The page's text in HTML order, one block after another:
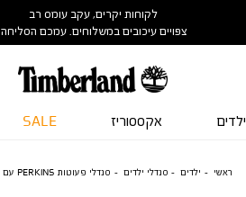
לקוחות יקרים, עקב עומס רב
צפויים עיכובים במשלוחים. עמכם הסליחה
ילדים אקססוריז SALE
ראשי ילדים סנדלי ילדים סנדלי פעוטות PERKINS עם סגירת סקוץ’